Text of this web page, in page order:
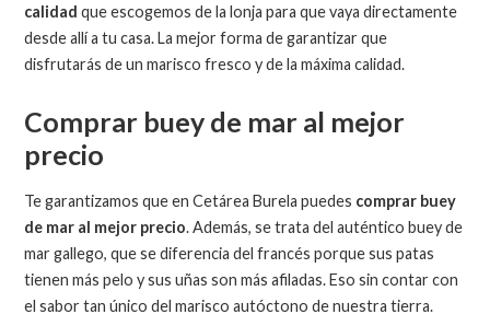
calidad que escogemos de la lonja para que vaya directamente
desde allí a tu casa. La mejor forma de garantizar que
disfrutarás de un marisco fresco y de la máxima calidad.
Comprar buey de mar al mejor
precio
Te garantizamos que en Cetárea Burela puedes comprar buey
de mar al mejor precio. Además, se trata del auténtico buey de
mar gallego, que se diferencia del francés porque sus patas
tienen más pelo y sus uñas son más afiladas. Eso sin contar con
el sabor tan único del marisco autóctono de nuestra tierra.